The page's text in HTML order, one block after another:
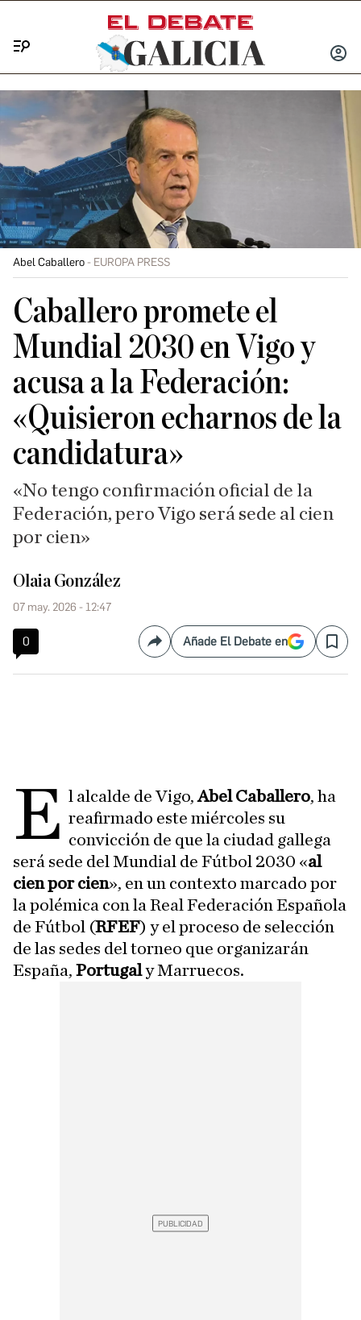
INICIAR
Abel Caballero EUROPA PRESS
Caballero promete el
Mundial 2030 en Vigo y
acusa a la Federación:
«Quisieron echarnos de la
candidatura»
«No tengo confirmación oficial de la
Federación, pero Vigo será sede al cien
por cien»
Olaia González
07 may. 2026 - 12:47
0 CompartirAñade El Debate en Save
E l alcalde de Vigo,Abel Caballero, ha
reafirmado este miércoles su
convicción de que la ciudad gallega
será sede del Mundial de Fútbol 2030 «al
cien por cien», en un contexto marcado por
la polémica con la Real Federación Española
de Fútbol (RFEF) y el proceso de selección
de las sedes del torneo que organizarán
España, Portugaly Marruecos.